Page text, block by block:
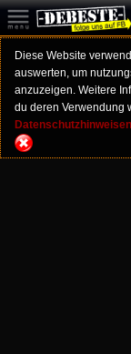
Diese Website
auswerten, um
anzuzeigen. Weitere
du deren Verwendung